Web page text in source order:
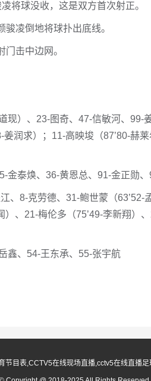
将球没收，这是双方首次射正。
凌倒地将球扑出底线。
击中边网。
现）、23-图奇、47-信敏河、99-
润求）；11-高映埈（87’80-赫
金泰焕、36-黄恩总、91-金正勋
、8-克劳德、31-鲍世蒙（63’52-
、21-梅伦多（75’49-李新翔）
鑫、54-王东承、55-张宇航
目表,CCTV5在线现场直播,cctv5在线直